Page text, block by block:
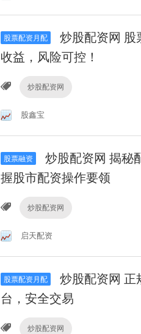
股票配资月配
炒股配资网 股
收益，风险可控！
炒股配资网
股鑫宝
股票融资
炒股配资网 揭秘
握股市配资操作要领
炒股配资网
启天配资
股票配资月配
炒股配资网 正
台，安全交易
炒股配资网